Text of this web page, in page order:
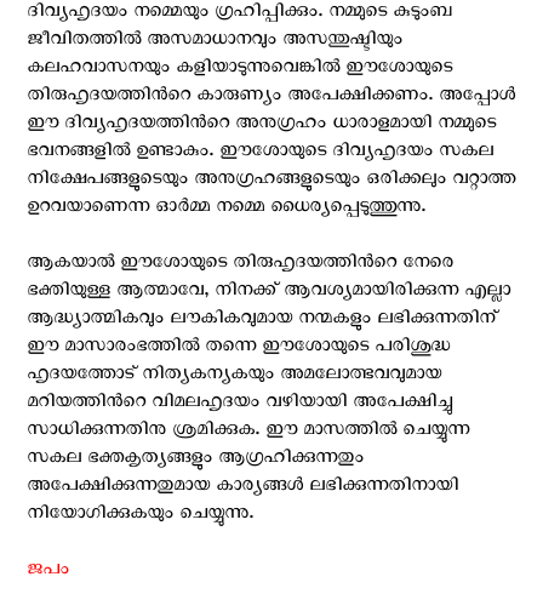
ദിവ്യഹൃദയം നമ്മെയും ഗ്രഹിപ്പിക്കും. നമ്മുടെ കുടുംബ
ജീവിതത്തില്‍ അസമാധാനവും അസന്തുഷ്ടിയും
കലഹവാസനയും കളിയാടുന്നുവെങ്കില്‍ ഈശോയുടെ
തിരുഹൃദയത്തിന്‍റെ കാരുണ്യം അപേക്ഷിക്കണം. അപ്പോള്‍
ഈ ദിവ്യഹൃദയത്തിന്‍റെ അനുഗ്രഹം ധാരാളമായി നമ്മുടെ
ഭവനങ്ങളില്‍ ഉണ്ടാകും. ഈശോയുടെ ദിവ്യഹൃദയം സകല
നിക്ഷേപങ്ങളുടെയും അനുഗ്രഹങ്ങളുടെയും ഒരിക്കലും വറ്റാത്ത
ഉറവയാണെന്ന ഓര്‍മ്മ നമ്മെ ധൈര്യപ്പെടുത്തുന്നു.
ആകയാല്‍ ഈശോയുടെ തിരുഹൃദയത്തിന്‍റെ നേരെ
ഭക്തിയുള്ള ആത്മാവേ, നിനക്ക് ആവശ്യമായിരിക്കുന്ന എല്ലാ
ആദ്ധ്യാത്മികവും ലൗകികവുമായ നന്മകളും ലഭിക്കുന്നതിന്
ഈ മാസാരംഭത്തില്‍ തന്നെ ഈശോയുടെ പരിശുദ്ധ
ഹൃദയത്തോട് നിത്യകന്യകയും അമലോത്ഭവവുമായ
മറിയത്തിന്‍റെ വിമലഹൃദയം വഴിയായി അപേക്ഷിച്ചു
സാധിക്കുന്നതിനു ശ്രമിക്കുക. ഈ മാസത്തില്‍ ചെയ്യുന്ന
സകല ഭക്തകൃത്യങ്ങളും ആഗ്രഹിക്കുന്നതും
അപേക്ഷിക്കുന്നതുമായ കാര്യങ്ങള്‍ ലഭിക്കുന്നതിനായി
നിയോഗിക്കുകയും ചെയ്യുന്നു.
ജപം